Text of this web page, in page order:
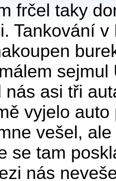
frčel taky
Tankování
nás asi tři
vyjelo
vešel,
se tam
nás